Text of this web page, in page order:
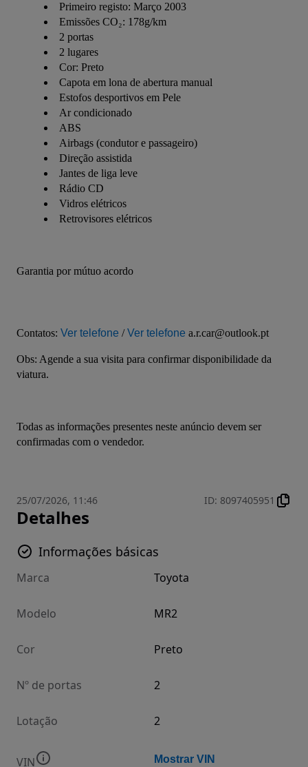
Primeiro registo: Março 2003
Emissões CO₂: 178g/km
2 portas
2 lugares
Cor: Preto
Capota em lona de abertura manual
Estofos desportivos em Pele
Ar condicionado
ABS
Airbags (condutor e passageiro)
Direção assistida
Jantes de liga leve
Rádio CD
Vidros elétricos
Retrovisores elétricos
Garantia por mútuo acordo
Contatos: Ver telefone / Ver telefone a.r.car@outlook.pt
Obs: Agende a sua visita para confirmar disponibilidade da
viatura.
Todas as informações presentes neste anúncio devem ser
confirmadas com o vendedor.
25/07/2026, 11:46 ID: 8097405951
Detalhes
Informações básicas
Marca Toyota
Modelo MR2
Cor Preto
Nº de portas 2
Lotação 2
VIN Mostrar VIN